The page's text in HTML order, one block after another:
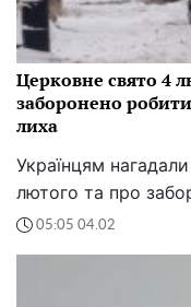
Церковне свято 4
заборонено робити
лиха
Українцям
лютого та про
05:05 04.02